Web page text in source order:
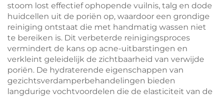
stoom lost effectief ophopende vuilnis, talg en dode
huidcellen uit de poriën op, waardoor een grondige
reiniging ontstaat die met handmatig wassen niet
te bereiken is. Dit verbeterde reinigingsproces
vermindert de kans op acne-uitbarstingen en
verkleint geleidelijk de zichtbaarheid van verwijde
poriën. De hydraterende eigenschappen van
gezichtsverdamperbehandelingen bieden
langdurige vochtvoordelen die de elasticiteit van de